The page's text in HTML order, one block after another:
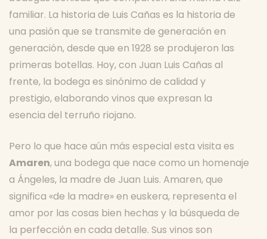
familiar. La historia de Luis Cañas es la historia de
una pasión que se transmite de generación en
generación, desde que en 1928 se produjeron las
primeras botellas. Hoy, con Juan Luis Cañas al
frente, la bodega es sinónimo de calidad y
prestigio, elaborando vinos que expresan la
esencia del terruño riojano.
Pero lo que hace aún más especial esta visita es
Amaren, una bodega que nace como un homenaje
a Ángeles, la madre de Juan Luis. Amaren, que
significa «de la madre» en euskera, representa el
amor por las cosas bien hechas y la búsqueda de
la perfección en cada detalle. Sus vinos son